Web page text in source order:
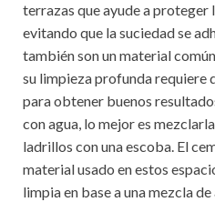
terrazas que ayude a proteger
evitando que la suciedad se
también son un material
su limpieza profunda requiere
para obtener buenos
con agua, lo mejor es
ladrillos con una escoba. El
material usado en estos
limpia en base a una mezcla